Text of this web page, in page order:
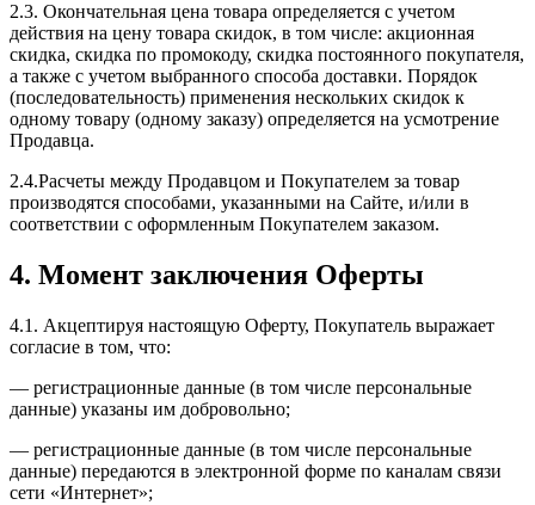
2.3. Окончательная цена товара определяется с учетом
действия на цену товара скидок, в том числе: акционная
скидка, скидка по промокоду, скидка постоянного покупателя,
а также с учетом выбранного способа доставки. Порядок
(последовательность) применения нескольких скидок к
одному товару (одному заказу) определяется на усмотрение
Продавца.
2.4.Расчеты между Продавцом и Покупателем за товар
производятся способами, указанными на Сайте, и/или в
соответствии с оформленным Покупателем заказом.
4. Момент заключения Оферты
4.1. Акцептируя настоящую Оферту, Покупатель выражает
согласие в том, что:
— регистрационные данные (в том числе персональные
данные) указаны им добровольно;
— регистрационные данные (в том числе персональные
данные) передаются в электронной форме по каналам связи
сети «Интернет»;